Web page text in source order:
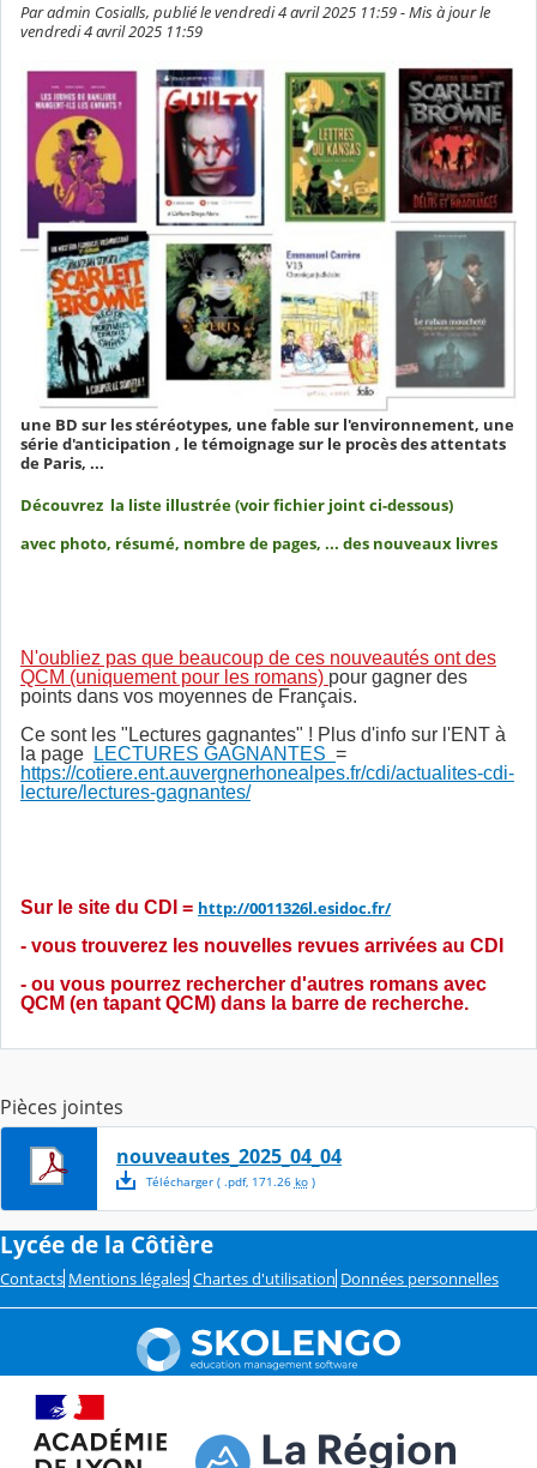
Par admin Cosialls, publié le vendredi 4 avril 2025 11:59 - Mis à jour le
vendredi 4 avril 2025 11:59
une BD sur les stéréotypes, une fable sur l'environnement, une
série d'anticipation , le témoignage sur le procès des attentats
de Paris, ...
Découvrez la liste illustrée (voir fichier joint ci-dessous)
avec photo, résumé, nombre de pages, ... des nouveaux livres
N'oubliez pas que beaucoup de ces nouveautés ont des
QCM (uniquement pour les romans) pour gagner des
points dans vos moyennes de Français.
Ce sont les "Lectures gagnantes" ! Plus d'info sur l'ENT à
la page
LECTURES GAGNANTES =
https://cotiere.ent.auvergnerhonealpes.fr/cdi/actualites-cdi-
lecture/lectures-gagnantes/
Sur le site du CDI = http://0011326l.esidoc.fr/
- vous trouverez les nouvelles revues arrivées au CDI
- ou vous pourrez rechercher d'autres romans avec
QCM (en tapant QCM) dans la barre de recherche.
Pièces jointes
nouveautes_2025_04_04
Télécharger( .pdf, 171.26 ko)
Lycée de la Côtière
Contacts Mentions légales Chartes d'utilisation Données personnelles